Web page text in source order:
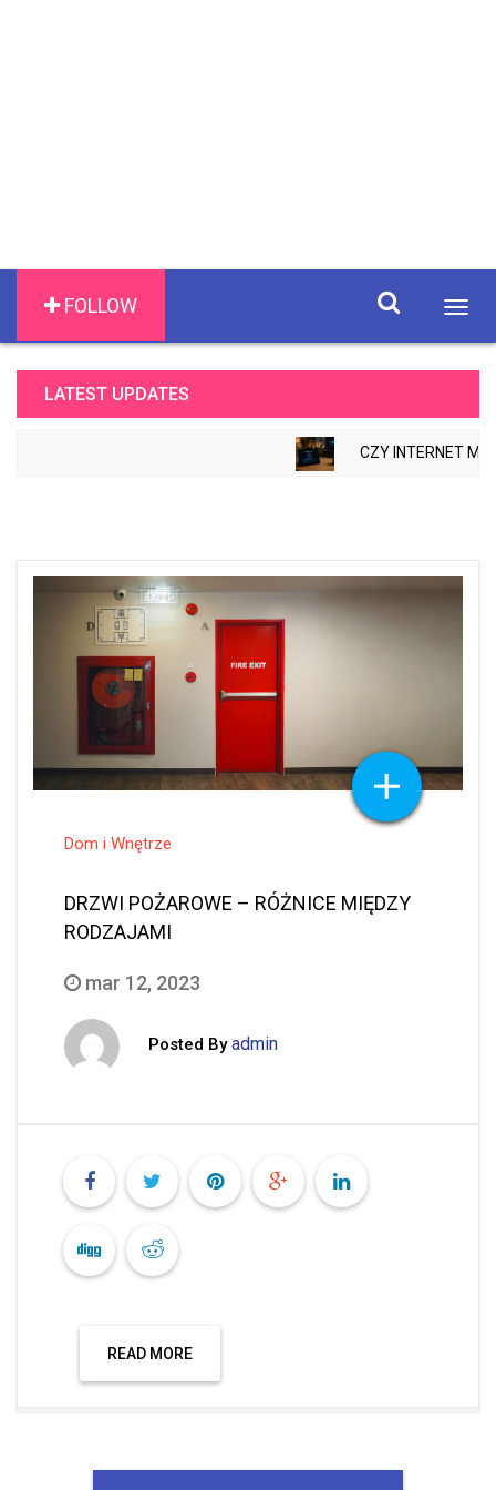
FOLLOW
LATEST UPDATES
CZY INTERNET
Dom i Wnętrze
DRZWI POŻAROWE – RÓŻNICE MIĘDZY
RODZAJAMI
mar 12, 2023
Posted By admin
READ MORE